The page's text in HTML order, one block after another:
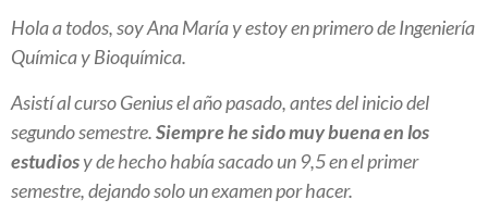
Hola a todos, soy Ana María y estoy en primero de Ingeniería
Química y Bioquímica.
Asistí al curso Genius el año pasado, antes del inicio del
segundo semestre.Siempre he sido muy buena en los
estudiosy de hecho había sacado un 9,5 en el primer
semestre, dejando solo un examen por hacer.